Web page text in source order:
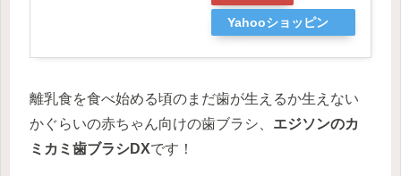
Yahooショッピン
離乳食を食べ始める頃のまだ歯が生えるか生えない
かぐらいの赤ちゃん向けの歯ブラシ、 エジソンのカ
ミカミ歯ブラシDXです！